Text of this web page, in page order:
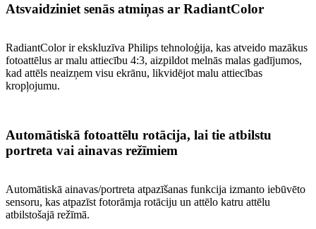
Atsvaidziniet senās atmiņas ar RadiantColor
RadiantColor ir ekskluzīva Philips tehnoloģija, kas atveido mazākus
fotoattēlus ar malu attiecību 4:3, aizpildot melnās malas gadījumos,
kad attēls neaizņem visu ekrānu, likvidējot malu attiecības
kropļojumu.
Automātiskā fotoattēlu rotācija, lai tie atbilstu
portreta vai ainavas režīmiem
Automātiskā ainavas/portreta atpazīšanas funkcija izmanto iebūvēto
sensoru, kas atpazīst fotorāmja rotāciju un attēlo katru attēlu
atbilstošajā režīmā.